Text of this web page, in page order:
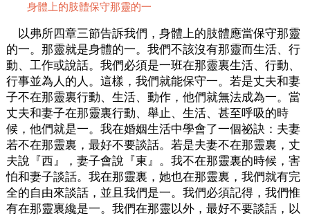
身體上的肢體保守那靈的一
以弗所四章三節告訴我們，身體上的肢體應當保守那靈
的一。那靈就是身體的一。我們不該沒有那靈而生活、行
動、工作或說話。我們必須是一班在那靈裏生活、行動、
行事並為人的人。這樣，我們就能保守一。若是丈夫和妻
子不在那靈裏行動、生活、動作，他們就無法成為一。當
丈夫和妻子在那靈裏行動、舉止、生活、甚至呼吸的時
候，他們就是一。我在婚姻生活中學會了一個祕訣：夫妻
若不在那靈裏，最好不要談話。若是夫妻不在那靈裏，丈
夫說『西』，妻子會說『東』。我不在那靈裏的時候，害
怕和妻子談話。我在那靈裏，她也在那靈裏，我們就有完
全的自由來談話，並且我們是一。我們必須記得，我們惟
有在那靈裏纔是一。我們在那靈以外，最好不要談話，以